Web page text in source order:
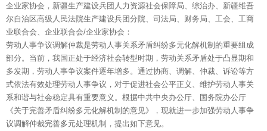
企业家协会，新疆生产建设兵团人力资源社会保障局、综治办、新疆维吾
尔自治区高级人民法院生产建设兵团分院、司法局、财务局、工会、工商
业联合会、企业联合会/企业家协会：
劳动人事争议调解仲裁是劳动人事关系矛盾纠纷多元化解机制的重要组成
部分。当前，我国正处于经济社会转型时期，劳动关系矛盾处于凸显期和
多发期，劳动人事争议案件逐年增多。通过协商、调解、仲裁、诉讼等方
式依法有效处理劳动人事争议，对于促进社会公平正义、维护劳动人事关
系和谐与社会稳定具有重要意义。根据中共中央办公厅、国务院办公厅
《关于完善矛盾纠纷多元化解机制的意见》，现就进一步加强劳动人事争
议调解仲裁完善多元处理机制，提出如下意见。